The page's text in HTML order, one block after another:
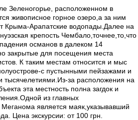
Зеленогорье, расположенном в
живописное горное озеро,а за ним
Крыма-Арапатские водопады.Далее на
крепость Чембало,точнее,то,что
османов в далеком 14
закрытые для посещения места
К таким местам относится и мыс
с пустынными пейзажами и
за расположения на
эта местность полна загдок и
из главных
Меганома является маяк,указывавший
Цена экскурсии: от 100 грн.